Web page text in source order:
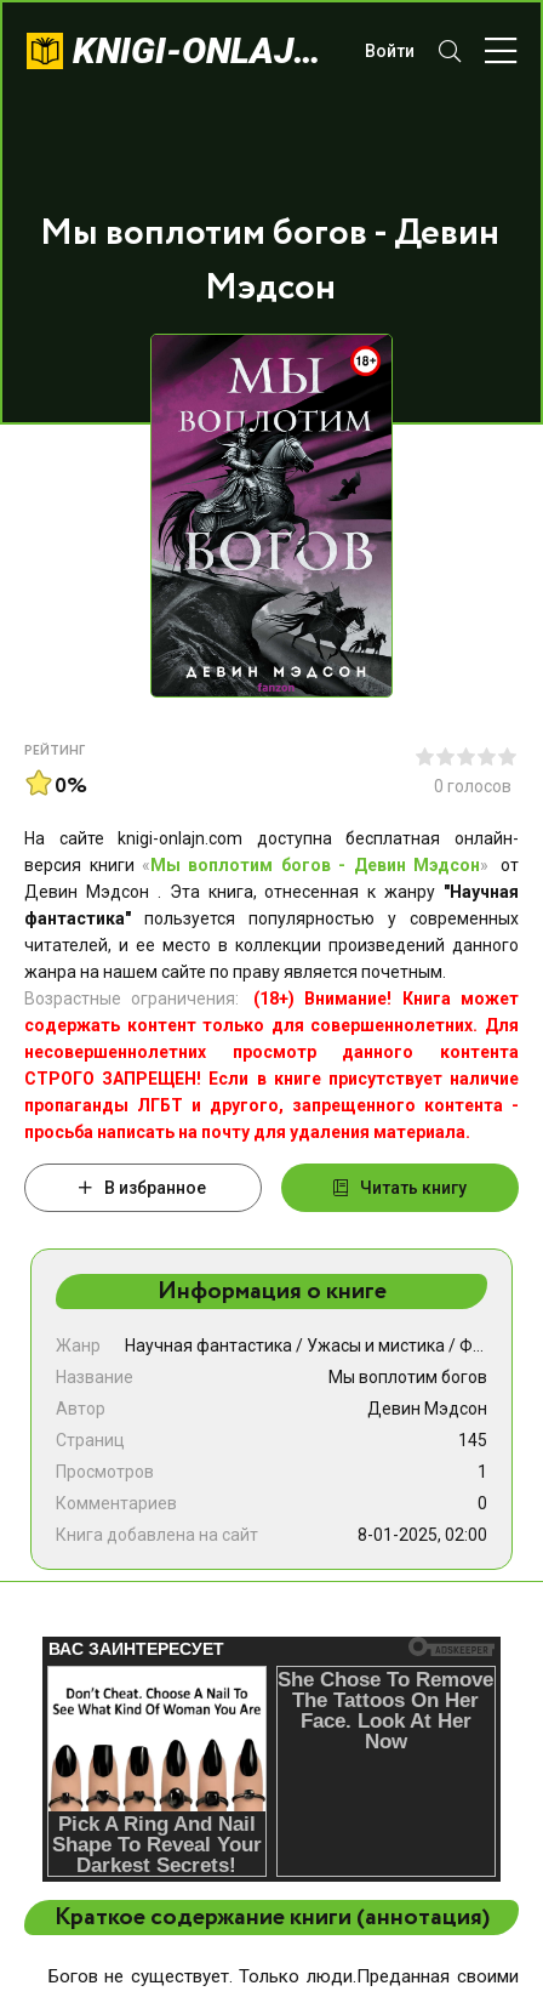
KNIGI-ONLAJN.COM Войти
Мы воплотим богов - Девин
Мэдсон
РЕЙТИНГ
0% 0 голосов
На сайте knigi-onlajn.com доступна бесплатная онлайн-
версия книги « Мы воплотим богов - Девин Мэдсон»
от
Девин Мэдсон . Эта книга, отнесенная к жанру "Научная
фантастика" пользуется популярностью у современных
читателей, и ее место в коллекции произведений данного
жанра на нашем сайте по праву является почетным.
Возрастные ограничения:
(18+) Внимание! Книга может
содержать контент только для совершеннолетних. Для
несовершеннолетних просмотр данного контента
СТРОГО ЗАПРЕЩЕН! Если в книге присутствует наличие
пропаганды ЛГБТ и другого, запрещенного контента -
просьба написать на почту для удаления материала.
В избранное Читать книгу
Информация о книге
Жанр Научная фантастика / Ужасы и мистика /Фэнтези
Название
Мы воплотим богов
Автор
Девин Мэдсон
Страниц
145
Просмотров
1
Комментариев
0
Книга добавлена на сайт
8-01-2025, 02:00
Краткое содержание книги (аннотация)
Богов не существует. Только люди.Преданная своими